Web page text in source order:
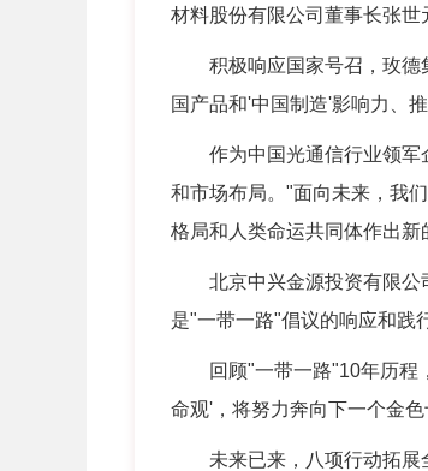
材料股份有限公司董事长张世
积极响应国家号召，玫德集
国产品和'中国制造'影响力、
作为中国光通信行业领军企
和市场布局。"面向未来，我
格局和人类命运共同体作出新
北京中兴金源投资有限公司
是"一带一路"倡议的响应和践
回顾"一带一路"10年历程，
命观'，将努力奔向下一个金
未来已来，八项行动拓展